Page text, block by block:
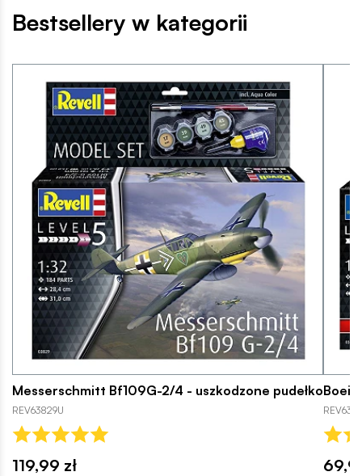
Bestsellery w kategorii
Messerschmitt Bf109G-2/4 - uszkodzone pudełko
REV63829U
119,99 zł